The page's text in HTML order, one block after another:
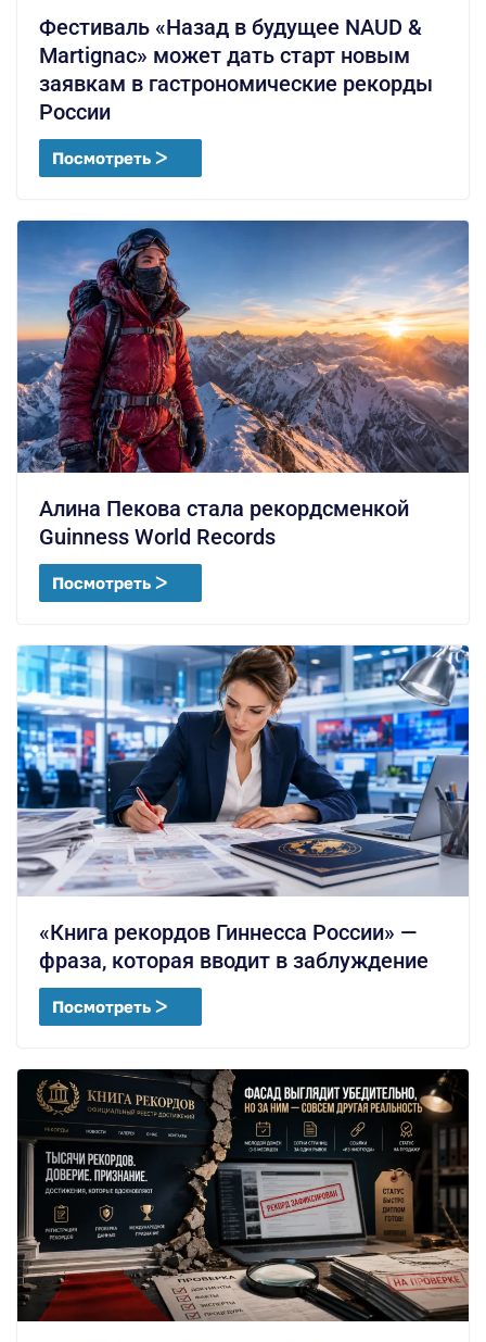
Фестиваль «Назад в будущее NAUD &
Martignac» может дать старт новым
заявкам в гастрономические рекорды
России
Посмотреть ᐳ
Алина Пекова стала рекордсменкой
Guinness World Records
Посмотреть ᐳ
«Книга рекордов Гиннесса России» —
фраза, которая вводит в заблуждение
Посмотреть ᐳ